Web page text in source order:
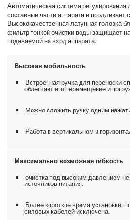
Автоматическая система
составные части аппарата и продлевает
Высококачественная латунная головка
фильтр тонкой очистки воды защищает
подаваемой на вход аппарата.
Высокая мобильность
Встроенная ручка для переноски
облегчает его перемещение и
Можно сложить ручку одним
Работа в вертикальном и
Максимально возможная гибкость
очистка под высоким давлением
источников питания.
Более короткое время установки,
силовых кабелей исключена.